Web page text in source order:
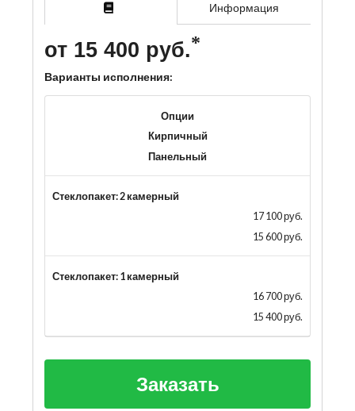
Информация
от 15 400 руб.
Варианты исполнения:
Опции
Кирпичный
Панельный
Стеклопакет: 2 камерный
17 100 руб.
15 600 руб.
Стеклопакет: 1 камерный
16 700 руб.
15 400 руб.
Заказать